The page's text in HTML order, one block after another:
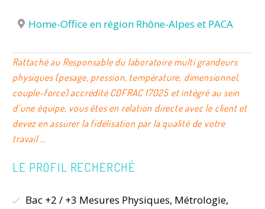
Home-Office en région Rhône-Alpes et PACA
Rattaché au Responsable du laboratoire multi grandeurs
physiques (pesage, pression, température, dimensionnel,
couple-force) accrédité COFRAC 17025 et intégré au sein
d’une équipe, vous êtes en relation directe avec le client et
devez en assurer la fidélisation par la qualité de votre
travail…
LE PROFIL RECHERCHÉ
Bac +2 / +3 Mesures Physiques, Métrologie,